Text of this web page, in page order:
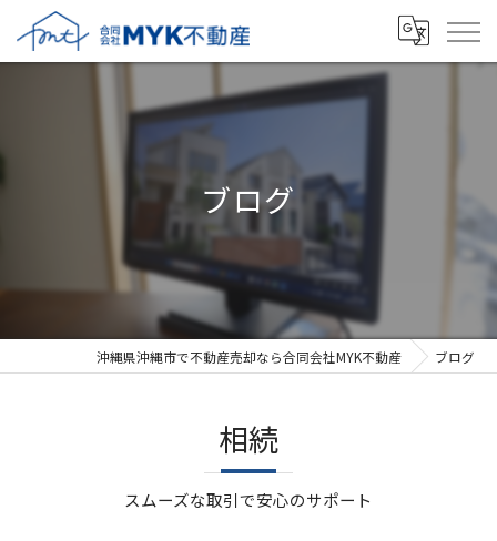
ブログ
沖縄県沖縄市で不動産売却なら合同会社MYK不動産 ブログ
相続
スムーズな取引で安心のサポート